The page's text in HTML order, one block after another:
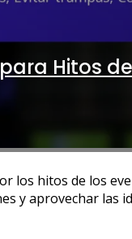
Hitos
los hitos de los
y aprovechar las